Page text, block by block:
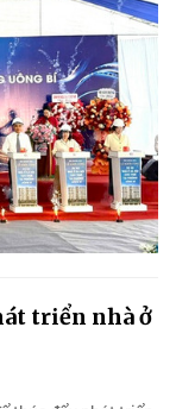
triển nhà ở